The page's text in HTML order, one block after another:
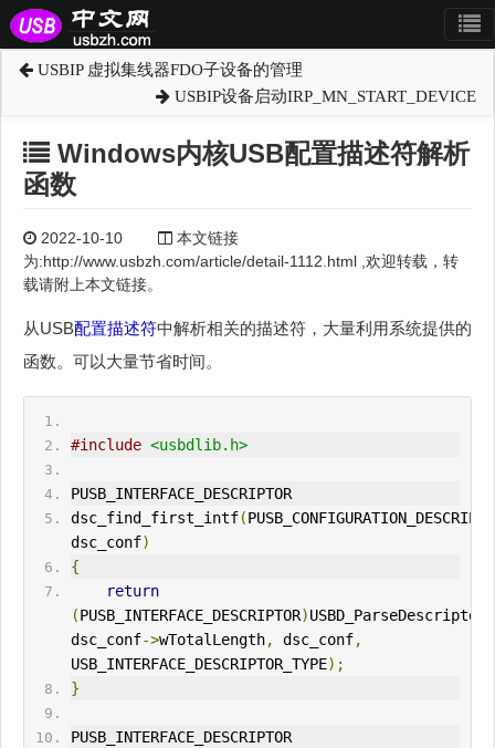
USBIP 虚拟集线器FDO子设备的管理
USBIP设备启动IRP_MN_START_DEVICE
Windows内核USB配置描述符解析
函数
2022-10-10
本文链接
为:http://www.usbzh.com/article/detail-1112.html ,欢迎转载，转
载请附上本文链接。
从USB配置描述符中解析相关的描述符，大量利用系统提供的
函数。可以大量节省时间。
#include <usbdlib.h>
PUSB_ INTERFACE_DESCRIPTOR
dsc_find_first_intf(
dsc_conf)
{
return
(PUSB_ INTERFACE_DESCRIPTOR)USBD_ParseDescriptors
dsc_conf->wTotalLength, dsc_conf,
USB_ INTERFACE_DESCRIPTOR_TYPE);
}
PUSB_INTERFACE_DESCRIPTOR